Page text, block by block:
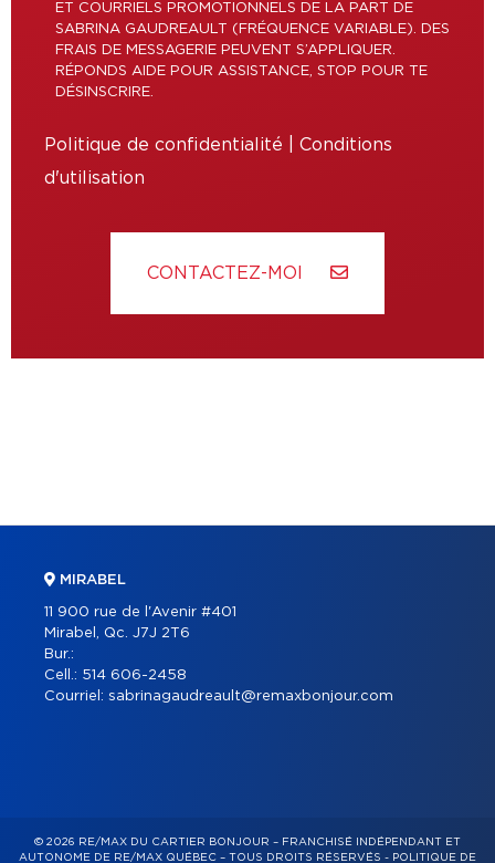
ET COURRIELS PROMOTIONNELS DE LA PART DE
SABRINA GAUDREAULT (FRÉQUENCE VARIABLE). DES
FRAIS DE MESSAGERIE PEUVENT S’APPLIQUER.
RÉPONDS AIDE POUR ASSISTANCE, STOP POUR TE
DÉSINSCRIRE.
Politique de confidentialité
Conditions
d'utilisation
CONTACTEZ-MOI
MIRABEL
11 900 rue de l'Avenir #401
Mirabel, Qc. J7J 2T6
Bur.:
Cell.: 514 606-2458
Courriel: sabrinagaudreault@remaxbonjour.com
© 2026 RE/MAX DU CARTIER BONJOUR – FRANCHISÉ INDÉPENDANT ET
AUTONOME DE RE/MAX QUÉBEC – TOUS DROITS RÉSERVÉS - POLITIQUE DE